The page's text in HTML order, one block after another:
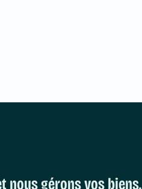
nous gérons vos biens.